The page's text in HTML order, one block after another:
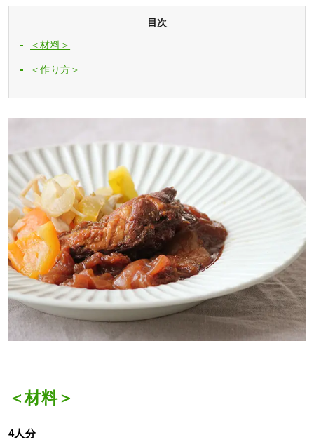
目次
＜材料＞
＜作り方＞
＜材料＞
4人分